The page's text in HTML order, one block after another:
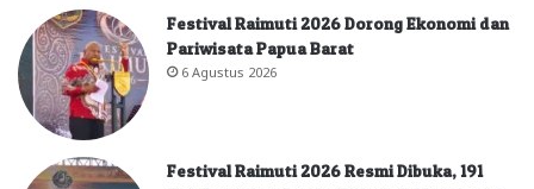
Festival Raimuti 2026 Dorong Ekonomi dan
Pariwisata Papua Barat
6 Agustus 2026
Festival Raimuti 2026 Resmi Dibuka, 191